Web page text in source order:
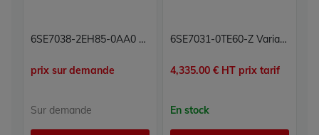
6SE7038-2EH85-0AA0 Simovert Masterdrives Siemens
prix sur demande
Sur demande
6SE7031-0TE60-Z Variateur de vitesse Simovert Masterdrives Siemens
4,335.00 € HT prix tarif
En stock